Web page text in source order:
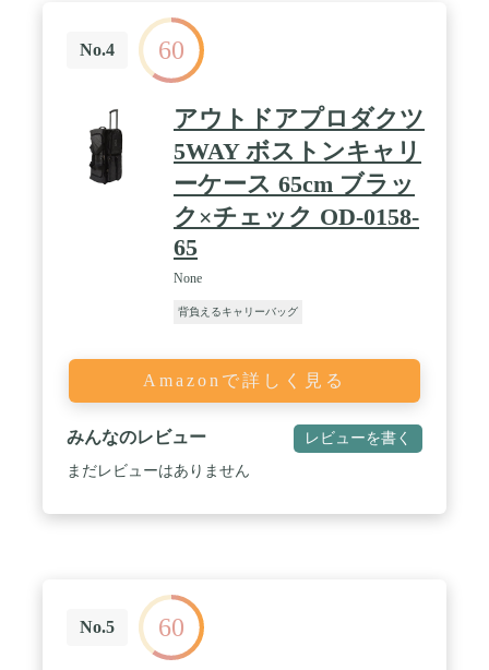
No.4 60
アウトドアプロダクツ
5WAY ボストンキャリ
ーケース 65cm ブラッ
ク×チェック OD-0158-
65
None
背負えるキャリーバッグ
Amazonで詳しく見る
みんなのレビュー レビューを書く
まだレビューはありません
No.5 60